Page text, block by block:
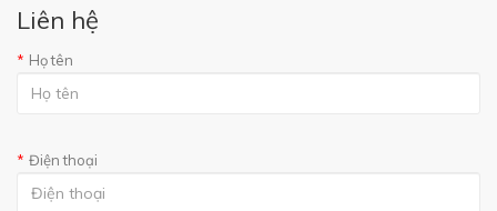
Liên hệ
Họ tên
Điện thoại